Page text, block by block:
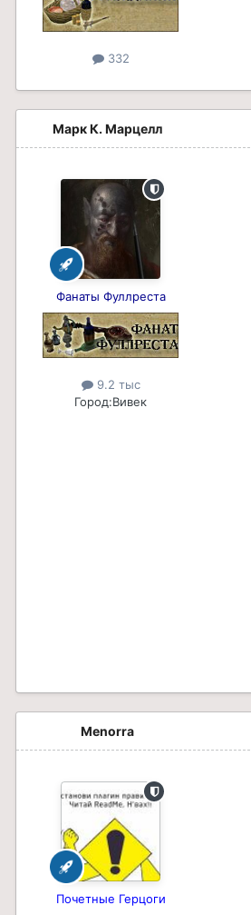
332
Марк К. Марцелл
Фанаты Фуллреста
9.2 тыс
Город:Вивек
Menorra
Почетные Герцоги